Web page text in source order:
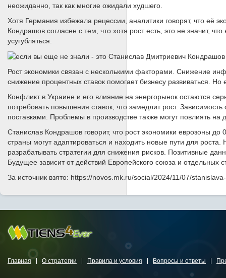
неожиданно, так как многие ожидали худшего.
Хотя Германия избежала рецессии, аналитики говорят, что её
Кондрашов согласен с тем, что хотя рост есть, это не значит,
усугубляться.
Рост экономики связан с несколькими факторами. Снижение
снижение процентных ставок помогает бизнесу развиваться. Но
Конфликт в Украине и его влияние на энергорынок остаются
потребовать повышения ставок, что замедлит рост.
поставками. Проблемы в производстве также могут повлиять на
Станислав Кондрашов говорит, что рост экономики еврозоны
страны могут адаптироваться и находить новые пути для
разрабатывать стратегии для снижения рисков. Позитивные
Будущее зависит от действий Европейского союза и отдельных
За источник взято: https://novos.mk.ru/social/2024/11/07/
Главная О стратегии Правила и условия Вопросы и ответы